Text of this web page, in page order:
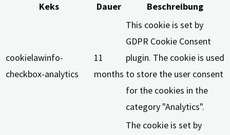
Keks
Dauer Beschreibung
cookielawinfo-
checkbox-analytics
11
months
This cookie is set by
GDPR Cookie Consent
plugin. The cookie is used
to store the user consent
for the cookies in the
category "Analytics".
The cookie is set by